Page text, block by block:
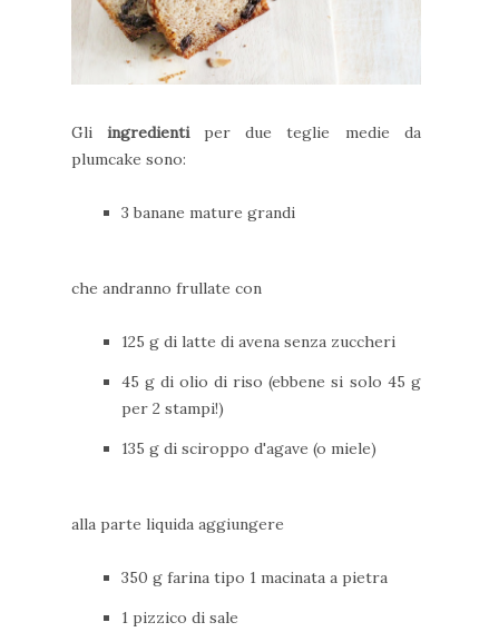
Gliingredientiper due teglie medie da
plumcake sono:
3 banane mature grandi
che andranno frullate con
125 g di latte di avena senza zuccheri
45 g di olio di riso (ebbene si solo 45 g
per 2 stampi!)
135 g di sciroppo d'agave (o miele)
alla parte liquida aggiungere
350 g farina tipo 1 macinata a pietra
1 pizzico di sale